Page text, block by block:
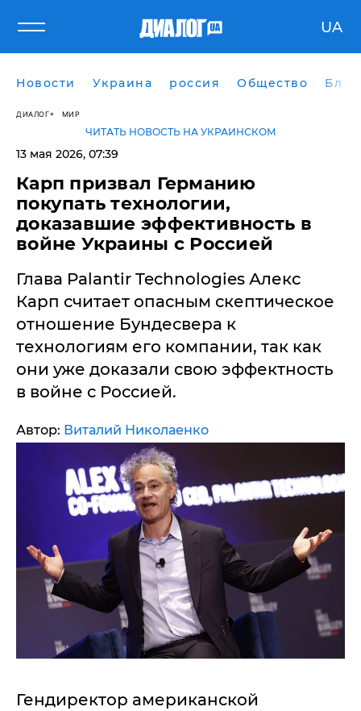
UA
Новости Украина россия Общество
ДИАЛОГ МИР
ЧИТАТЬ НОВОСТЬ НА УКРАИНСКОМ
13 мая 2026, 07:39
Карп призвал Германию
покупать технологии,
доказавшие эффективность в
войне Украины с Россией
Глава Palantir Technologies Алекс
Карп считает опасным скептическое
отношение Бундесвера к
технологиям его компании, так как
они уже доказали свою эффектность
в войне с Россией.
Автор: Виталий Николаенко
Гендиректор американской